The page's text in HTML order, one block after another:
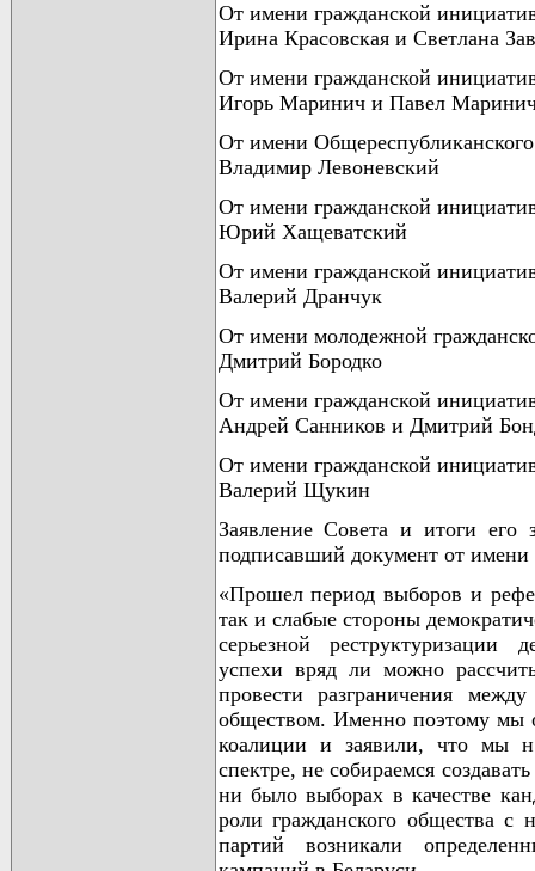
От имени гражданской
Ирина Красовская и Светлана
От имени гражданской
Игорь Маринич и Павел
От имени
Владимир Левоневский
От имени гражданской
Юрий Хащеватский
От имени гражданской
Валерий Дранчук
От имени молодежной
Дмитрий Бородко
От имени гражданской
Андрей Санников и Дмитрий
От имени гражданской
Валерий Щукин
Заявление Совета и итоги его
подписавший документ от
«Прошел период выборов и
так и слабые стороны
серьезной реструктуризации
успехи вряд ли можно
провести разграничения
обществом. Именно поэтому мы
коалиции и заявили, что мы
спектре, не собираемся
ни было выборах в качестве
роли гражданского общества
партий возникали